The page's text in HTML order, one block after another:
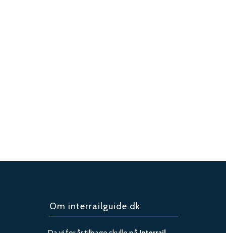
Om interrailguide.dk